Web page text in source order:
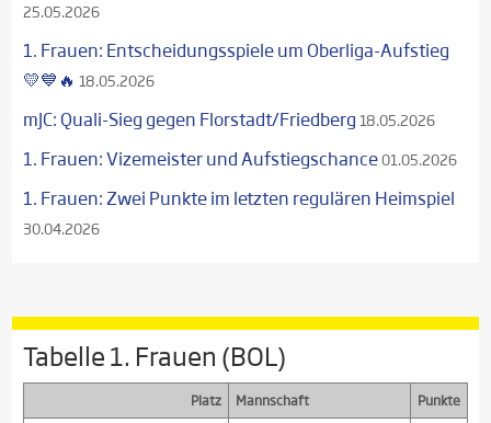
25.05.2026
1. Frauen: Entscheidungsspiele um Oberliga-Aufstieg
💛💙🔥 18.05.2026
mJC: Quali-Sieg gegen Florstadt/Friedberg 18.05.2026
1. Frauen: Vizemeister und Aufstiegschance01.05.2026
1. Frauen: Zwei Punkte im letzten regulären Heimspiel
30.04.2026
Tabelle 1. Frauen (BOL)
Platz Mannschaft
Punkte